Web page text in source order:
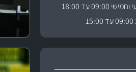
עד 18:00